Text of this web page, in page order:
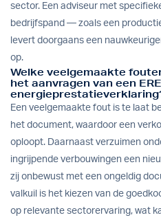
sector. Een adviseur met
bedrijfspand — zoals een
levert doorgaans een
op.
Welke veelgemaakte
het aanvragen van een
Een veelgemaakte fout is te laat
het document, waardoor een
oploopt. Daarnaast verzuimen
ingrijpende verbouwingen een
zij onbewust met een ongeldig
valkuil is het kiezen van de
op relevante sectorervaring, wat